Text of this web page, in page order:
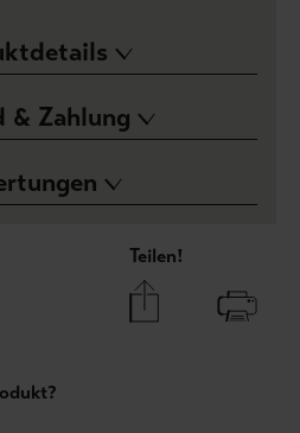
& Zahlung
Teilen!